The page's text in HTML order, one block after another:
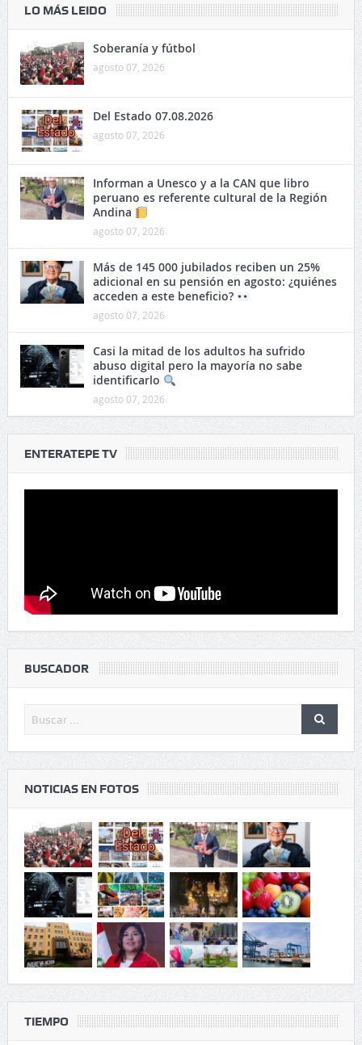
LO MÁS LEIDO
Soberanía y fútbol
agosto 07, 2026
Del Estado 07.08.2026
agosto 07, 2026
Informan a Unesco y a la CAN que libro
peruano es referente cultural de la Región
Andina
agosto 07, 2026
Más de 145 000 jubilados reciben un 25%
adicional en su pensión en agosto: ¿quiénes
acceden a este beneficio?
agosto 07, 2026
Casi la mitad de los adultos ha sufrido
abuso digital pero la mayoría no sabe
identificarlo
agosto 07, 2026
ENTERATEPE TV
BUSCADOR
NOTICIAS EN FOTOS
TIEMPO